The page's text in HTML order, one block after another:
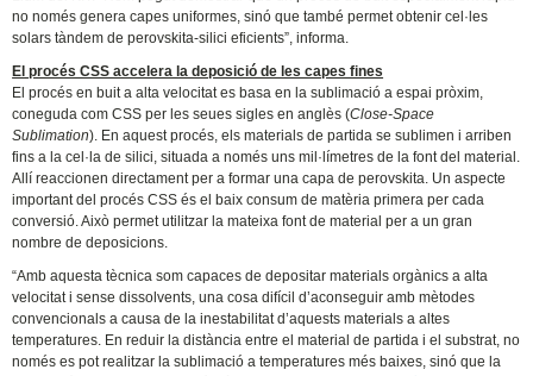
no només genera capes uniformes, sinó que també permet obtenir cel·les
solars tàndem de perovskita-silici eficients”, informa.
El procés CSS accelera la deposició de les capes fines
El procés en buit a alta velocitat es basa en la sublimació a espai pròxim,
coneguda com CSS per les seues sigles en anglès (Close-Space
Sublimation). En aquest procés, els materials de partida se sublimen i arriben
fins a la cel·la de silici, situada a només uns mil·límetres de la font del material.
Allí reaccionen directament per a formar una capa de perovskita. Un aspecte
important del procés CSS és el baix consum de matèria primera per cada
conversió. Això permet utilitzar la mateixa font de material per a un gran
nombre de deposicions.
“Amb aquesta tècnica som capaces de depositar materials orgànics a alta
velocitat i sense dissolvents, una cosa difícil d’aconseguir amb mètodes
convencionals a causa de la inestabilitat d’aquests materials a altes
temperatures. En reduir la distància entre el material de partida i el substrat, no
només es pot realitzar la sublimació a temperatures més baixes, sinó que la